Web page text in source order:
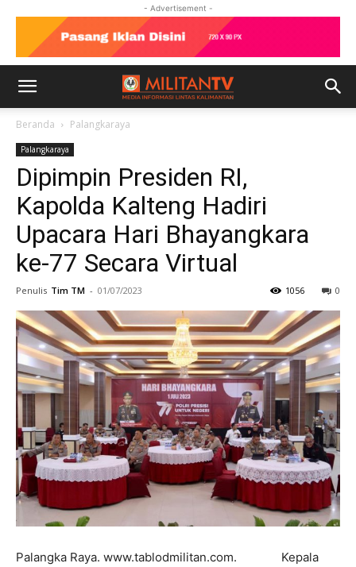
- Advertisement -
Beranda Palangkaraya
Palangkaraya
Dipimpin Presiden RI,
Kapolda Kalteng Hadiri
Upacara Hari Bhayangkara
ke-77 Secara Virtual
Penulis Tim TM - 01/07/2023 0
1056
Palangka Raya. www.tablodmilitan.com. Kepala